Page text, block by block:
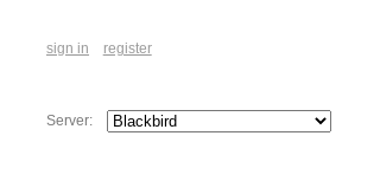
sign in register
Server: